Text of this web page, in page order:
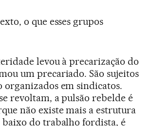
o que esses grupos
levou à precarização do
um precariado. São sujeitos
organizados em sindicatos.
revoltam, a pulsão rebelde é
não existe mais a estrutura
baixo do trabalho fordista, é